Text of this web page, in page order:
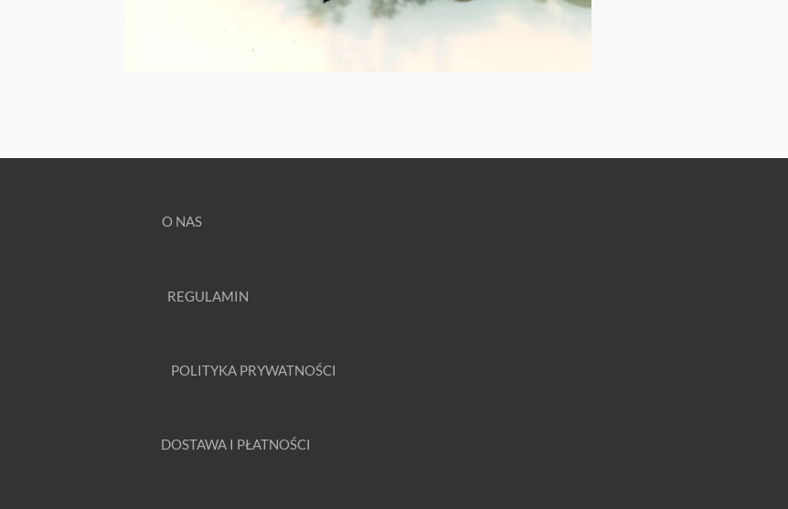
O NAS
REGULAMIN
POLITYKA PRYWATNOŚCI
DOSTAWA I PŁATNOŚCI